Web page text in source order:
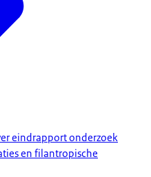
eindrapport onderzoek
en filantropische